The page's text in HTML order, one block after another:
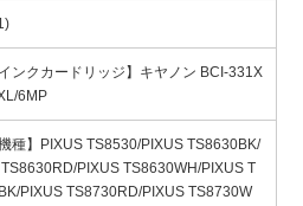
インクカードリッジ】キヤノン BCI-331X
6MP
機種】PIXUS TS8530/PIXUS TS8630BK/
TS8630RD/PIXUS TS8630WH/PIXUS T
PIXUS TS8730RD/PIXUS TS8730W